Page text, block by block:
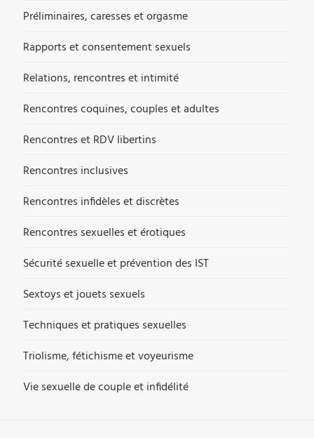
Préliminaires, caresses et orgasme
Rapports et consentement sexuels
Relations, rencontres et intimité
Rencontres coquines, couples et adultes
Rencontres et RDV libertins
Rencontres inclusives
Rencontres infidèles et discrètes
Rencontres sexuelles et érotiques
Sécurité sexuelle et prévention des IST
Sextoys et jouets sexuels
Techniques et pratiques sexuelles
Triolisme, fétichisme et voyeurisme
Vie sexuelle de couple et infidélité